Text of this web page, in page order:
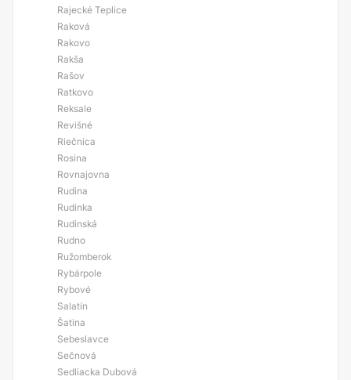
Rajecké Teplice
Raková
Rakovo
Rakša
Rašov
Ratkovo
Reksale
Revišné
Riečnica
Rosina
Rovnajovna
Rudina
Rudinka
Rudinská
Rudno
Ružomberok
Rybárpole
Rybové
Salatín
Šatina
Sebeslavce
Sečnová
Sedliacka Dubová